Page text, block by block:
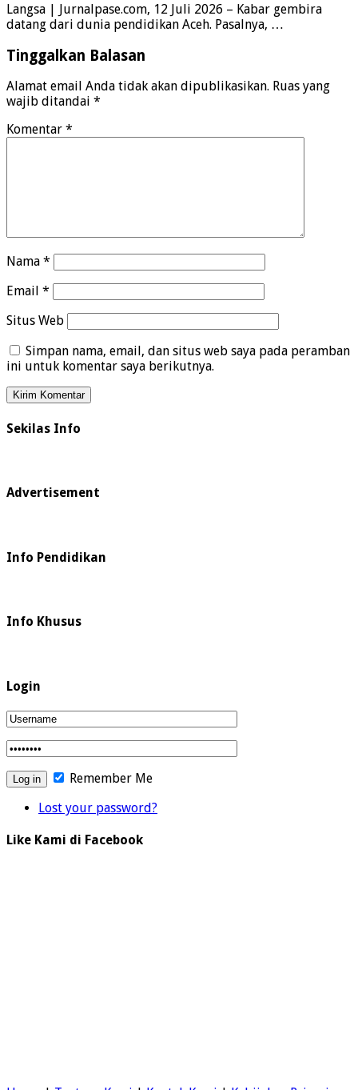
Langsa | Jurnalpase.com, 12 Juli 2026 – Kabar gembira
datang dari dunia pendidikan Aceh. Pasalnya, …
Tinggalkan Balasan
Alamat email Anda tidak akan dipublikasikan. Ruas yang
wajib ditandai *
Komentar *
Nama *
Email *
Situs Web
Simpan nama, email, dan situs web saya pada peramban
ini untuk komentar saya berikutnya.
Sekilas Info
Advertisement
Info Pendidikan
Info Khusus
Login
Remember Me
Lost your password?
Like Kami di Facebook